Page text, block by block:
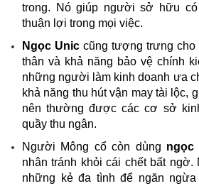
trong. Nó giúp người sở hữu có
thuận lợi trong mọi việc.
Ngọc Unic cũng tượng trưng
thân và khả năng bảo vệ chính
những người làm kinh doanh ưa
khả năng thu hút vận may tài lộc,
nên thường được các cơ sở
quầy thu ngân.
Người Mông cổ còn dùng ngọc
nhân tránh khỏi cái chết bất ngờ.
những kẻ đa tình để ngăn